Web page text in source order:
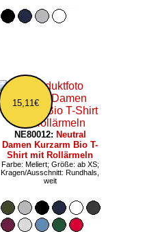
15,11€
NE80012: Neutral
Damen Kurzarm Bio T-
Shirt mit Rollärmeln
Farbe: Meliert; Größe: ab XS;
Kragen/Ausschnitt: Rundhals,
weit